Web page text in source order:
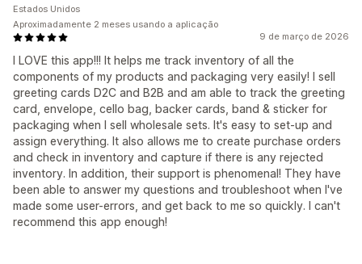
9 de março de 2026
I LOVE this app!!! It helps me track inventory of all the
components of my products and packaging very easily! I sell
greeting cards D2C and B2B and am able to track the greeting
card, envelope, cello bag, backer cards, band & sticker for
packaging when I sell wholesale sets. It's easy to set-up and
assign everything. It also allows me to create purchase orders
and check in inventory and capture if there is any rejected
inventory. In addition, their support is phenomenal! They have
been able to answer my questions and troubleshoot when I've
made some user-errors, and get back to me so quickly. I can't
recommend this app enough!
Estados Unidos
Aproximadamente 2 meses usando a aplicação